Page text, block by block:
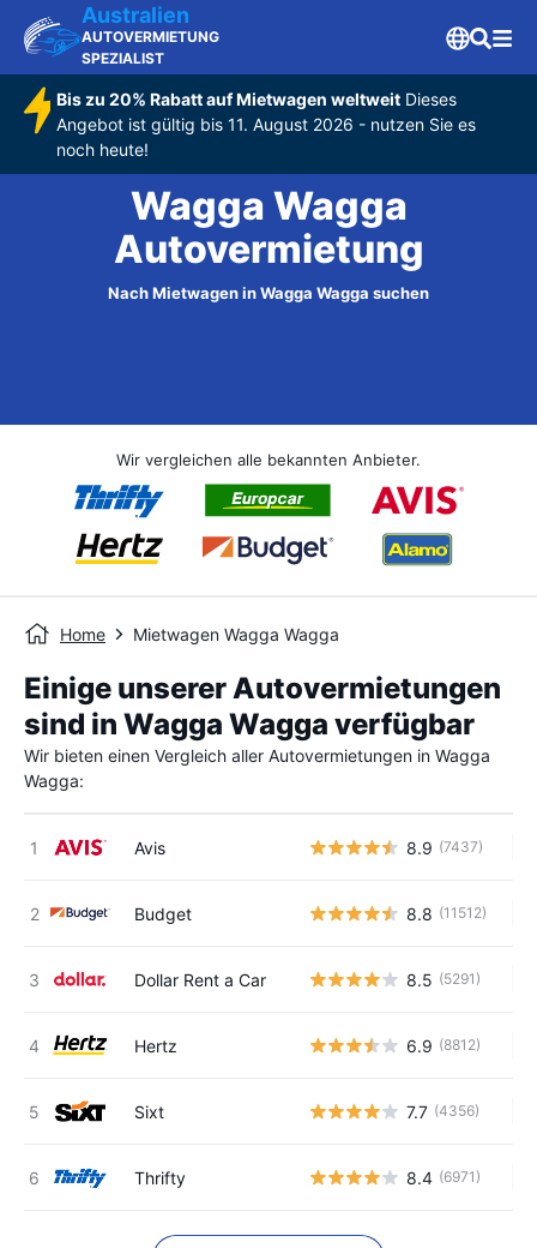
Australien
AUTOVERMIETUNG
SPEZIALIST
Bis zu 20% Rabatt auf Mietwagen weltweitDieses
Angebot ist gültig bis 11. August 2026 - nutzen Sie es
noch heute!
Wagga Wagga
Autovermietung
Nach Mietwagen in Wagga Wagga suchen
Wir vergleichen alle bekannten Anbieter.
Home Mietwagen Wagga Wagga
Einige unserer Autovermietungen
sind in Wagga Wagga verfügbar
Wir bieten einen Vergleich aller Autovermietungen in Wagga
Wagga:
Avis 8.9 (7437)
Budget 8.8 (11512)
Dollar Rent a Car 8.5 (5291)
Hertz 6.9 (8812)
Sixt 7.7 (4356)
Thrifty 8.4 (6971)